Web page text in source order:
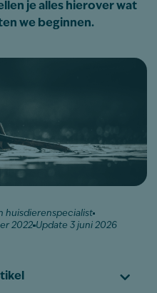
je alles hierover wat
we beginnen.
huisdierenspecialist
2022 Update 3 juni 2026